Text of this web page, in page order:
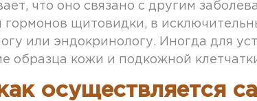
что оно связано с другим
щитовидки, в
или эндокринологу. Иногда для
образца кожи и подкожной
осуществляется